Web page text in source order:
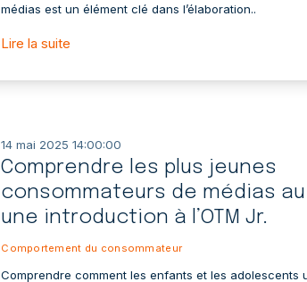
médias est un élément clé dans l’élaboration..
Lire la suite
14 mai 2025 14:00:00
Comprendre les plus jeunes
consommateurs de médias au
une introduction à l’OTM Jr.
Comportement du consommateur
Comprendre comment les enfants et les adolescents